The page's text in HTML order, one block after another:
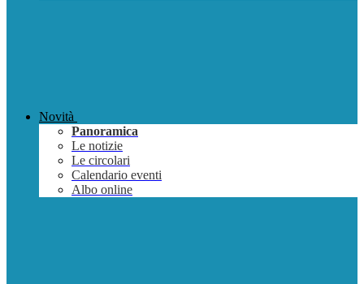
Novità
Panoramica
Le notizie
Le circolari
Calendario eventi
Albo online